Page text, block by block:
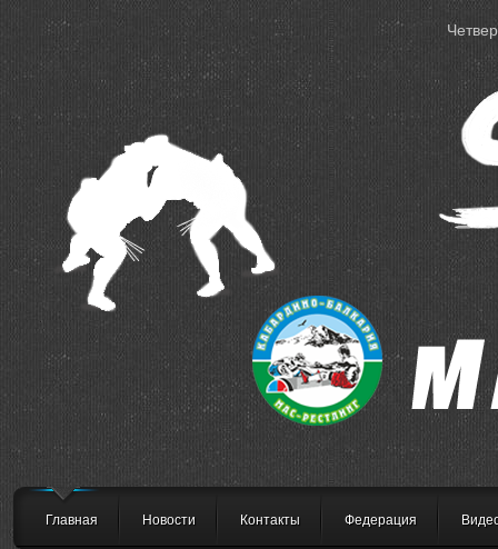
Главная Новости Контакты Федерация